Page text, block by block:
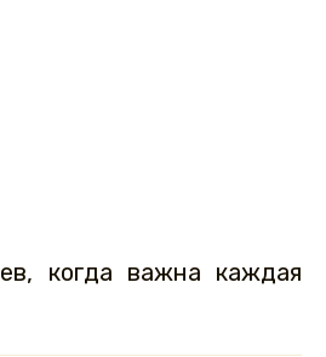
когда важна каждая